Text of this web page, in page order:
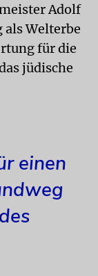
Adolf
als Welterbe
für die
jüdische
einen